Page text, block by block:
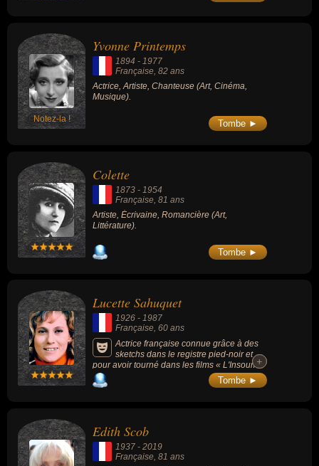
Notez-la !
Yvonne Printemps
1894 - 1977
Française, 82 ans
Actrice, Artiste, Chanteuse (Art, Cinéma,
Musique).
Tombe ►
Colette
1873 - 1954
Française , 81 ans
Artiste, Écrivaine, Romancière (Art,
Littérature).
Tombe ►
Lucette Sahuquet
1926 - 1987
Française, 60 ans
Actrice française connue grâce à des
sketchs dans le registre pied-noir et
pour avoir tourné dans les films « L'Insoumis
» (1964) ou « Dupont Lajoie » (1975,
drame).
+
+
Tombe ►
Edith Scob
1937 - 2019
Française , 81 ans